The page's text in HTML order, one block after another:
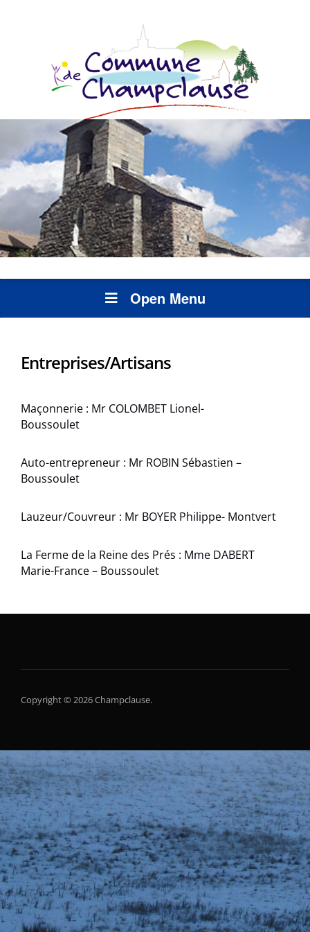
Open Menu
Entreprises/Artisans
Maçonnerie : Mr COLOMBET Lionel-
Boussoulet
Auto-entrepreneur : Mr ROBIN Sébastien –
Boussoulet
Lauzeur/Couvreur : Mr BOYER Philippe- Montvert
La Ferme de la Reine des Prés : Mme DABERT
Marie-France – Boussoulet
Copyright © 2026 Champclause.